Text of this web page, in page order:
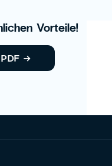
Vorteile!
→